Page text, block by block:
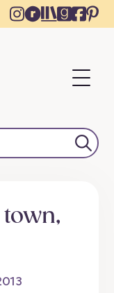
Instagram
–
Ravelry
–
The
tab
– – –
le
town,